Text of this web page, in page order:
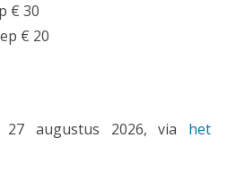
€ 30
€ 20
27 augustus 2026, via het